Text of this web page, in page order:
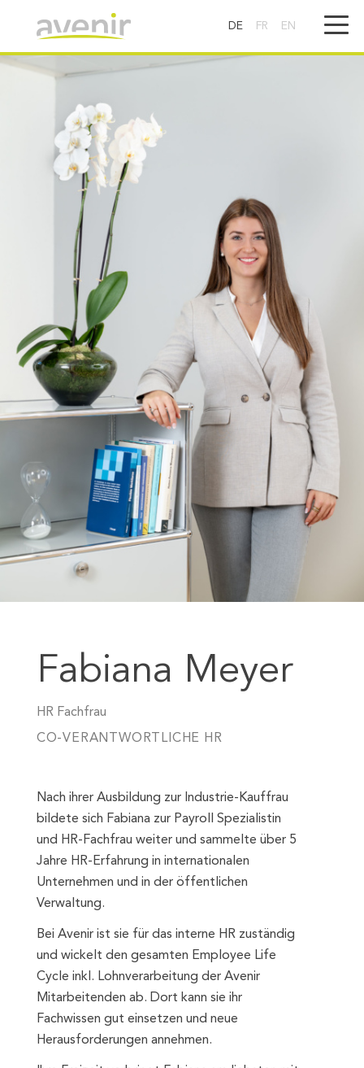
DE FR EN
Fabiana Meyer
HR Fachfrau
CO-VERANTWORTLICHE HR
Nach ihrer Ausbildung zur Industrie-Kauffrau
bildete sich Fabiana zur Payroll Spezialistin
und HR-Fachfrau weiter und sammelte über 5
Jahre HR-Erfahrung in internationalen
Unternehmen und in der öffentlichen
Verwaltung.
Bei Avenir ist sie für das interne HR zuständig
und wickelt den gesamten Employee Life
Cycle inkl. Lohnverarbeitung der Avenir
Mitarbeitenden ab. Dort kann sie ihr
Fachwissen gut einsetzen und neue
Herausforderungen annehmen.